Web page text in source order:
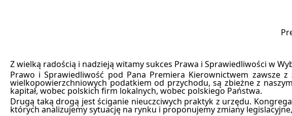
Z wielką radością i nadzieją witamy sukces Prawa i Sprawiedliwości w
Prawo i Sprawiedliwość pod Pana Premiera Kierownictwem zawsze
wielkopowierzchniowych podatkiem od przychodu, są zbieżne z
kapitał, wobec polskich firm lokalnych, wobec polskiego Państwa.
Drugą taką drogą jest ściganie nieuczciwych praktyk z urzędu.
których analizujemy sytuację na rynku i proponujemy zmiany